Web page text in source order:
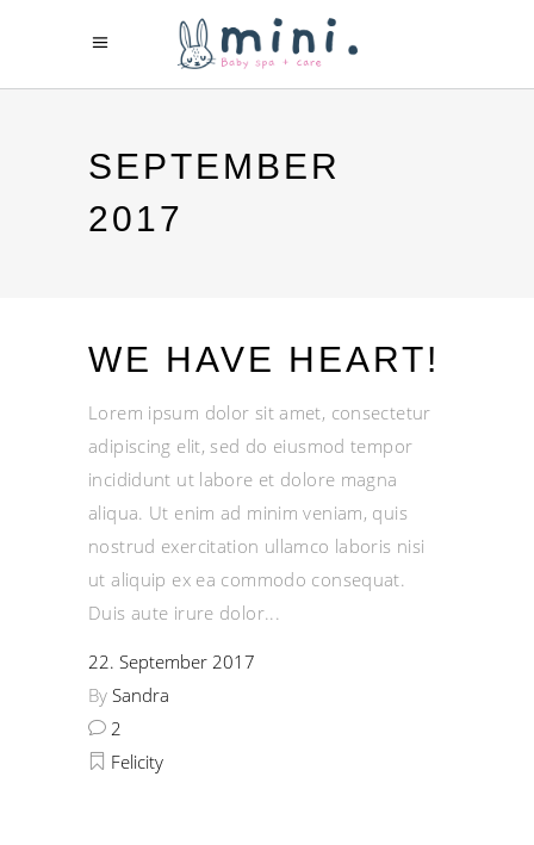
SEPTEMBER
2017
WE HAVE HEART!
Lorem ipsum dolor sit amet, consectetur
adipiscing elit, sed do eiusmod tempor
incididunt ut labore et dolore magna
aliqua. Ut enim ad minim veniam, quis
nostrud exercitation ullamco laboris nisi
ut aliquip ex ea commodo consequat.
Duis aute irure dolor
22. September 2017
By Sandra
2
Felicity